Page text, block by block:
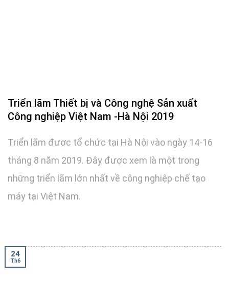
Triển lãm Thiết bị và Công nghệ Sản xuất
Công nghiệp Việt Nam -Hà Nội 2019
Triển lãm được tổ chức tại Hà Nội vào ngày 14-16
tháng 8 năm 2019. Đây được xem là một trong
những triển lãm lớn nhất về công nghiệp chế tạo
máy tại Việt Nam.
24
Th6